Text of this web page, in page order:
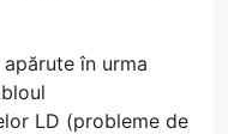
în urma
LD (probleme de